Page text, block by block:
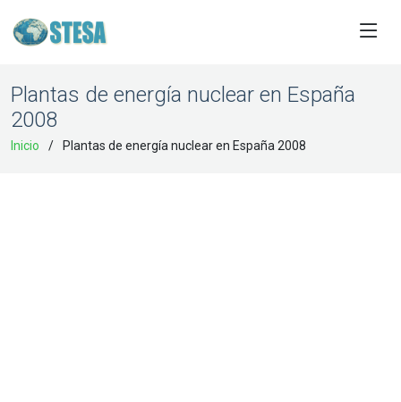
Plantas de energía nuclear en España
2008
Inicio Plantas de energía nuclear en España 2008